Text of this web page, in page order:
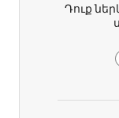
Դուք